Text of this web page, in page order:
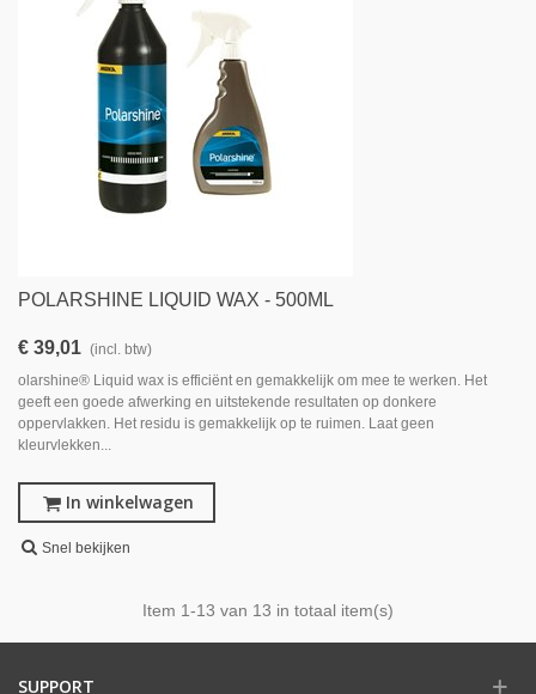
POLARSHINE LIQUID WAX - 500ML
€ 39,01 (incl. btw)
olarshine® Liquid wax is efficiënt en gemakkelijk om mee te werken. Het
geeft een goede afwerking en uitstekende resultaten op donkere
oppervlakken. Het residu is gemakkelijk op te ruimen. Laat geen
kleurvlekken...
In winkelwagen
Snel bekijken
Item 1-13 van 13 in totaal item(s)
SUPPORT